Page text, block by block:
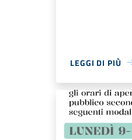
LEGGI DI PIÙ